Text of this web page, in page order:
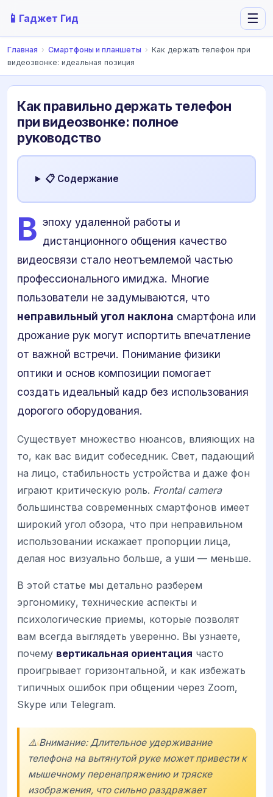
📱 Гаджет Гид ☰
Главная › Смартфоны и планшеты › Как держать телефон при
видеозвонке: идеальная позиция
Как правильно держать телефон
при видеозвонке: полное
руководство
📋 Содержание
В эпоху удаленной работы и
дистанционного общения качество
видеосвязи стало неотъемлемой частью
профессионального имиджа. Многие
пользователи не задумываются, что
неправильный угол наклона смартфона или
дрожание рук могут испортить впечатление
от важной встречи. Понимание физики
оптики и основ композиции помогает
создать идеальный кадр без использования
дорогого оборудования.
Существует множество нюансов, влияющих на
то, как вас видит собеседник. Свет, падающий
на лицо, стабильность устройства и даже фон
играют критическую роль. Frontal camera
большинства современных смартфонов имеет
широкий угол обзора, что при неправильном
использовании искажает пропорции лица,
делая нос визуально больше, а уши — меньше.
В этой статье мы детально разберем
эргономику, технические аспекты и
психологические приемы, которые позволят
вам всегда выглядеть уверенно. Вы узнаете,
почему вертикальная ориентация часто
проигрывает горизонтальной, и как избежать
типичных ошибок при общении через Zoom,
Skype или Telegram.
⚠️ Внимание: Длительное удерживание
телефона на вытянутой руке может привести к
мышечному перенапряжению и тряске
изображения, что сильно раздражает